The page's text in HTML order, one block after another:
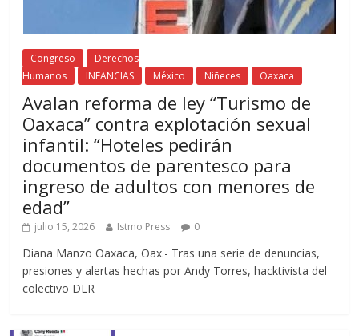
Congreso
Derechos
Humanos
INFANCIAS México Niñeces Oaxaca
Avalan reforma de ley “Turismo de
Oaxaca” contra explotación sexual
infantil: “Hoteles pedirán
documentos de parentesco para
ingreso de adultos con menores de
edad”
julio 15, 2026 Istmo Press 0
Diana Manzo Oaxaca, Oax.- Tras una serie de denuncias,
presiones y alertas hechas por Andy Torres, hacktivista del
colectivo DLR